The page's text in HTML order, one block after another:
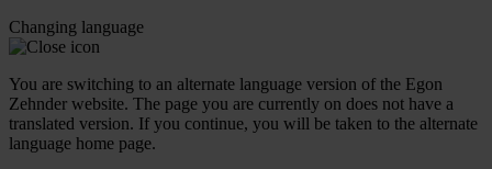
Changing language
You are switching to an alternate language version of the Egon
Zehnder website. The page you are currently on does not have a
translated version. If you continue, you will be taken to the alternate
language home page.